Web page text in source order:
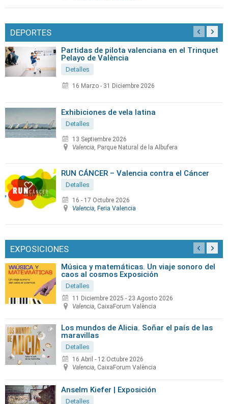
DEPORTES
Partidas de pilota valenciana en el Trinquet
Pelayo de València
Detalles
16 Marzo - 31 Diciembre 2026
Exhibiciones de vela latina
Detalles
13 Septiembre 2026
Valencia, Parque Natural de la Albufera
RUN CÁNCER – Valencia contra el Cáncer
Detalles
16 - 17 Octubre 2026
Valencia, Feria Valencia
EXPOSICIONES
Música y matemáticas. Un viaje sonoro del
caos al cosmos Exposición
Detalles
11 Diciembre 2025 - 23 Agosto 2026
Valencia, CaixaForum València
Los mundos de Alicia. Soñar el país de las
maravillas
Detalles
16 Abril - 12 Octubre 2026
Valencia, CaixaForum València
Anselm Kiefer | Exposición
Detalles